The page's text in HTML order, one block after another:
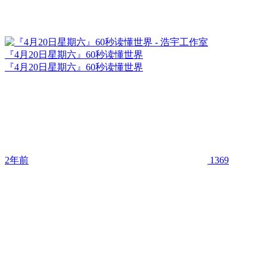
『4月20日星期六』60秒读懂世界
『4月20日星期六』60秒读懂世界
2年前 1369